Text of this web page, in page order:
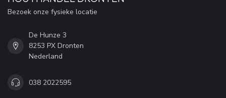
Bezoek onze fysieke locatie
De Hunze 3
8253 PX Dronten
Nederland
038 2022595